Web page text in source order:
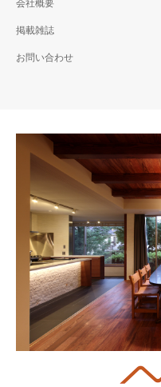
会社概要
掲載雑誌
お問い合わせ